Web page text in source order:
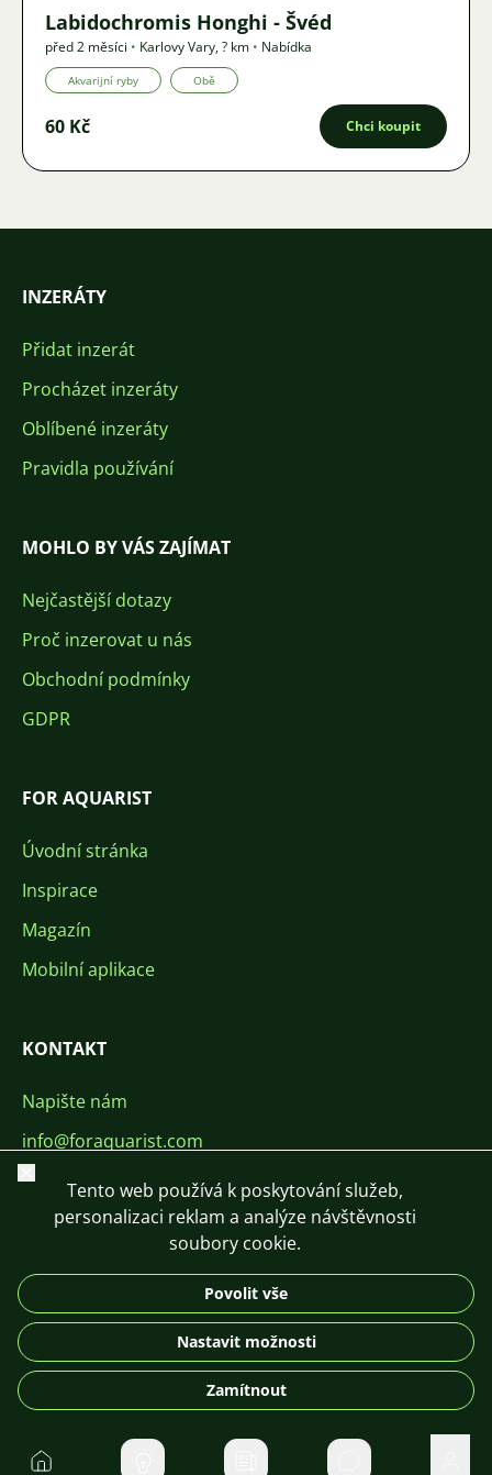
Labidochromis Honghi - Švéd
před 2 měsíci • Karlovy Vary,? km • Nabídka
Akvarijní ryby Obě
60 Kč Chci koupit
INZERÁTY
Přidat inzerát
Procházet inzeráty
Oblíbené inzeráty
Pravidla používání
MOHLO BY VÁS ZAJÍMAT
Nejčastější dotazy
Proč inzerovat u nás
Obchodní podmínky
GDPR
FOR AQUARIST
Úvodní stránka
Inspirace
Magazín
Mobilní aplikace
KONTAKT
Napište nám
info@foraquarist.com
+420 603 449 602
DE
© 2026 For Aquarist
Zavřít
Tento web používá k poskytování služeb,
personalizaci reklam a analýze návštěvnosti
soubory cookie.
Povolit vše
Nastavit možnosti
Zamítnout